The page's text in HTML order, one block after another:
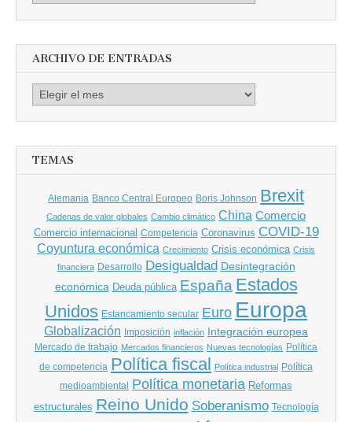
ARCHIVO DE ENTRADAS
Archivo
TEMAS
Alemania Banco Central Europeo Boris Johnson Brexit
Cadenas de valor globales Cambio climático China Comercio
Comercio internacional Competencia Coronavirus COVID-19
Coyuntura económica Crecimiento Crisis económica Crisis
financiera Desarrollo Desigualdad Desintegración
económica Deuda pública España Estados
Unidos Estancamiento secular Euro Europa
Globalización Imposición inflación Integración europea
Mercado de trabajo Mercados financieros Nuevas tecnologías Política
de competencia Política fiscal Política industrial Política
medioambiental Política monetaria Reformas
estructurales Reino Unido Soberanismo Tecnología